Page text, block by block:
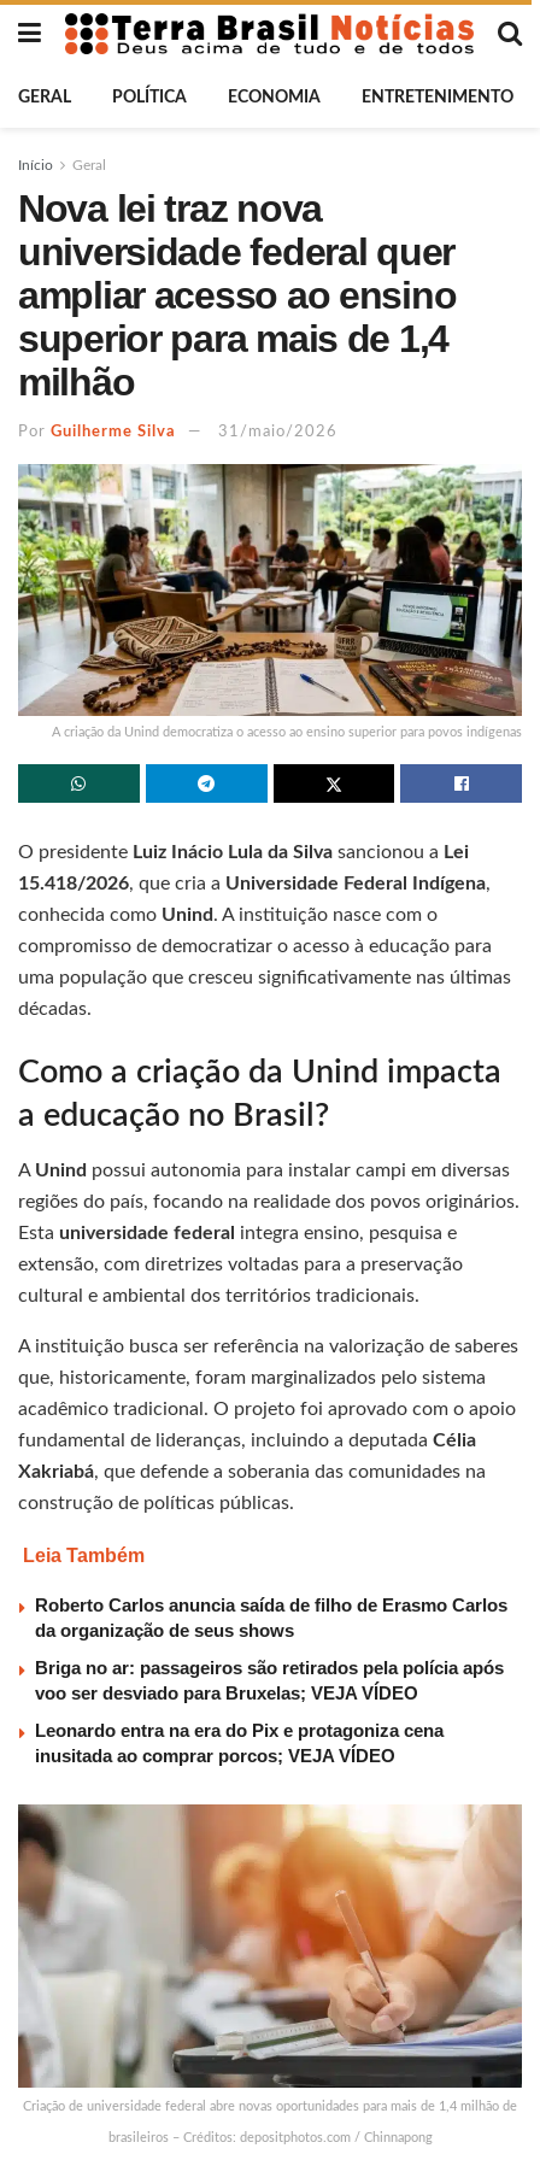
GERAL POLÍTICA ECONOMIA ENTRETENIMENTO
Início Geral
Nova lei traz nova
universidade federal quer
ampliar acesso ao ensino
superior para mais de 1,4
milhão
Por Guilherme Silva 31/maio/2026
A criação da Unind democratiza o acesso ao ensino superior para povos indígenas
O presidente Luiz Inácio Lula da Silva sancionou a Lei
15.418/2026, que cria a Universidade Federal Indígena,
conhecida como Unind. A instituição nasce com o
compromisso de democratizar o acesso à educação para
uma população que cresceu significativamente nas últimas
décadas.
Como a criação da Unind impacta
a educação no Brasil?
A Unind possui autonomia para instalar campi em diversas
regiões do país, focando na realidade dos povos originários.
Esta universidade federal integra ensino, pesquisa e
extensão, com diretrizes voltadas para a preservação
cultural e ambiental dos territórios tradicionais.
A instituição busca ser referência na valorização de saberes
que, historicamente, foram marginalizados pelo sistema
acadêmico tradicional. O projeto foi aprovado com o apoio
fundamental de lideranças, incluindo a deputada Célia
Xakriabá, que defende a soberania das comunidades na
construção de políticas públicas.
Leia Também
Roberto Carlos anuncia saída de filho de Erasmo Carlos
da organização de seus shows
Briga no ar: passageiros são retirados pela polícia após
voo ser desviado para Bruxelas; VEJA VÍDEO
Leonardo entra na era do Pix e protagoniza cena
inusitada ao comprar porcos; VEJA VÍDEO
Criação de universidade federal abre novas oportunidades para mais de 1,4 milhão de
brasileiros – Créditos: depositphotos.com / Chinnapong